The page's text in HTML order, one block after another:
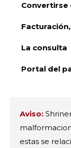
Convertirse
La consulta
Portal del
Aviso:
estas se